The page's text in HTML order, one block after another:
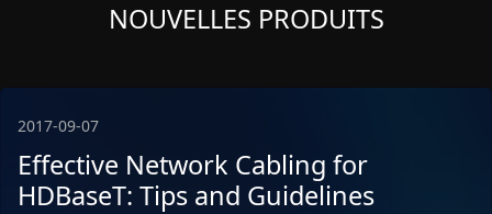
NOUVELLES PRODUITS
2017-09-07
Effective Network Cabling for
HDBaseT: Tips and Guidelines